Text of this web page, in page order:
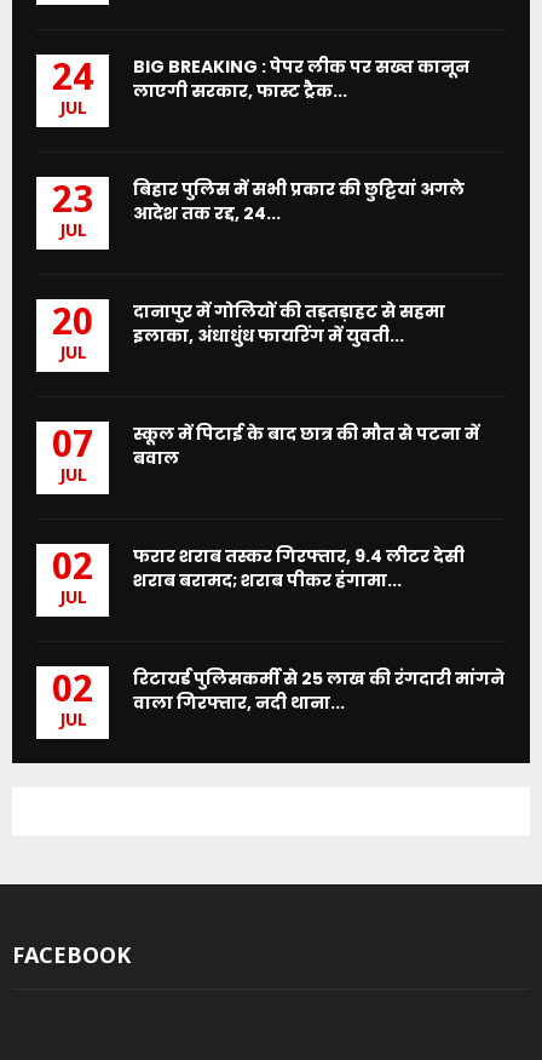
24
JUL
BIG BREAKING : पेपर लीक पर सख्त कानून
लाएगी सरकार, फास्ट ट्रैक...
23
JUL
बिहार पुलिस में सभी प्रकार की छुट्टियां अगले
आदेश तक रद्द, 24...
20
JUL
दानापुर में गोलियों की तड़तड़ाहट से सहमा
इलाका, अंधाधुंध फायरिंग में युवती...
07
JUL
स्कूल में पिटाई के बाद छात्र की मौत से पटना में
बवाल
02
JUL
फरार शराब तस्कर गिरफ्तार, 9.4 लीटर देसी
शराब बरामद; शराब पीकर हंगामा...
02
JUL
रिटायर्ड पुलिसकर्मी से 25 लाख की रंगदारी मांगने
वाला गिरफ्तार, नदी थाना...
FACEBOOK